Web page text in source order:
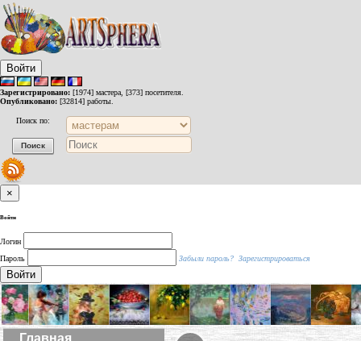
Войти
Зарегистрировано: [1974] мастера, [373] посетителя.
Опубликовано: [32814] работы.
Поиск по:
×
Войти
Логин
Пароль
Забыли пароль? Зарегистрироваться
Войти